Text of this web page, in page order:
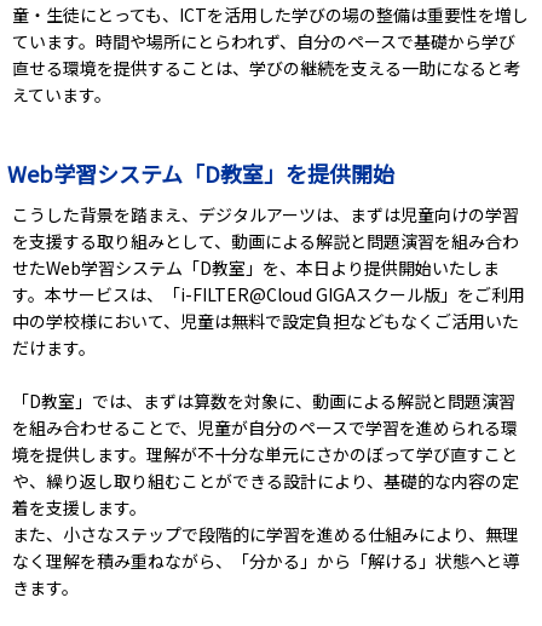
童・生徒にとっても、ICTを活用した学びの場の整備は重要性を増し
ています。時間や場所にとらわれず、自分のペースで基礎から学び
直せる環境を提供することは、学びの継続を支える一助になると考
えています。
Web学習システム「D教室」を提供開始
こうした背景を踏まえ、デジタルアーツは、まずは児童向けの学習
を支援する取り組みとして、動画による解説と問題演習を組み合わ
せたWeb学習システム「D教室」を、本日より提供開始いたしま
す。本サービスは、「i-FILTER@Cloud GIGAスクール版」をご利用
中の学校様において、児童は無料で設定負担などもなくご活用いた
だけます。
「D教室」では、まずは算数を対象に、動画による解説と問題演習
を組み合わせることで、児童が自分のペースで学習を進められる環
境を提供します。理解が不十分な単元にさかのぼって学び直すこと
や、繰り返し取り組むことができる設計により、基礎的な内容の定
着を支援します。
また、小さなステップで段階的に学習を進める仕組みにより、無理
なく理解を積み重ねながら、「分かる」から「解ける」状態へと導
きます。